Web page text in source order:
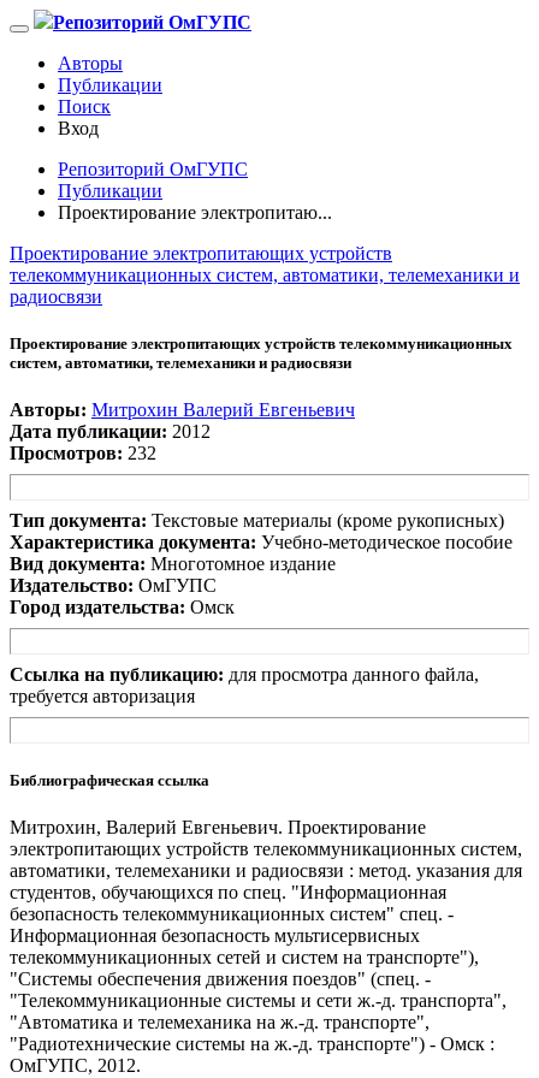
Репозиторий ОмГУПС
Авторы
Публикации
Поиск
Вход
Репозиторий ОмГУПС
Публикации
Проектирование электропитаю...
Проектирование электропитающих устройств
телекоммуникационных систем, автоматики, телемеханики и
радиосвязи
Проектирование электропитающих устройств телекоммуникационных
систем, автоматики, телемеханики и радиосвязи
Авторы: Митрохин Валерий Евгеньевич
Дата публикации: 2012
Просмотров: 232
Тип документа: Текстовые материалы (кроме рукописных)
Характеристика документа: Учебно-методическое пособие
Вид документа: Многотомное издание
Издательство: ОмГУПС
Город издательства: Омск
Ссылка на публикацию: для просмотра данного файла,
требуется авторизация
Библиографическая ссылка
Митрохин, Валерий Евгеньевич. Проектирование
электропитающих устройств телекоммуникационных систем,
автоматики, телемеханики и радиосвязи : метод. указания для
студентов, обучающихся по спец. "Информационная
безопасность телекоммуникационных систем" спец. -
Информационная безопасность мультисервисных
телекоммуникационных сетей и систем на транспорте"),
"Системы обеспечения движения поездов" (спец. -
"Телекоммуникационные системы и сети ж.-д. транспорта",
"Автоматика и телемеханика на ж.-д. транспорте",
"Радиотехнические системы на ж.-д. транспорте") - Омск :
ОмГУПС, 2012.